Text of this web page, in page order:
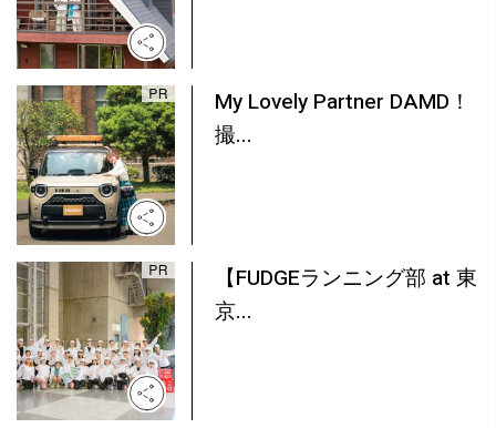
My Lovely Partner DAMD！
撮...
【FUDGEランニング部 at 東
京...